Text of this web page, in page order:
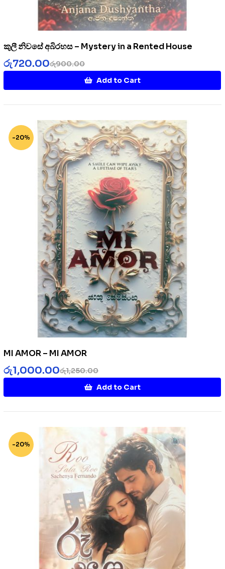
කුලී නිවසේ අබිරහස – Mystery in a Rented House
රු900.00
රු720.00
Add to Cart
-20%
MI AMOR – MI AMOR
රු1,250.00
රු1,000.00
Add to Cart
-20%